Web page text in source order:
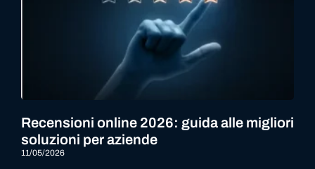
Recensioni online 2026: guida alle migliori
soluzioni per aziende
11/05/2026